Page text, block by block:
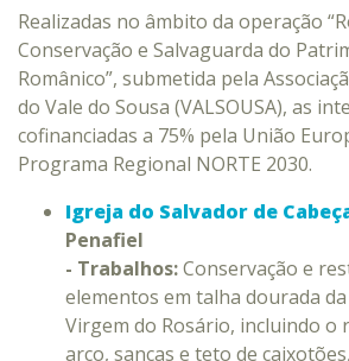
Realizadas no âmbito da operação
Conservação e Salvaguarda do
Românico”, submetida pela
do Vale do Sousa (VALSOUSA), as
cofinanciadas a 75% pela União
Programa Regional NORTE 2030.
Igreja do Salvador de
Penafiel
- Trabalhos:Conservação e
elementos em talha dourada
Virgem do Rosário, incluindo o
arco, sancas e teto de